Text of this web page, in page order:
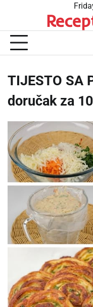
content
TIJESTO SA
doručak za